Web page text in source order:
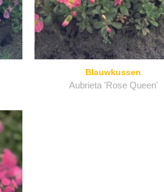
Blauwkussen
Aubrieta 'Rose Queen'